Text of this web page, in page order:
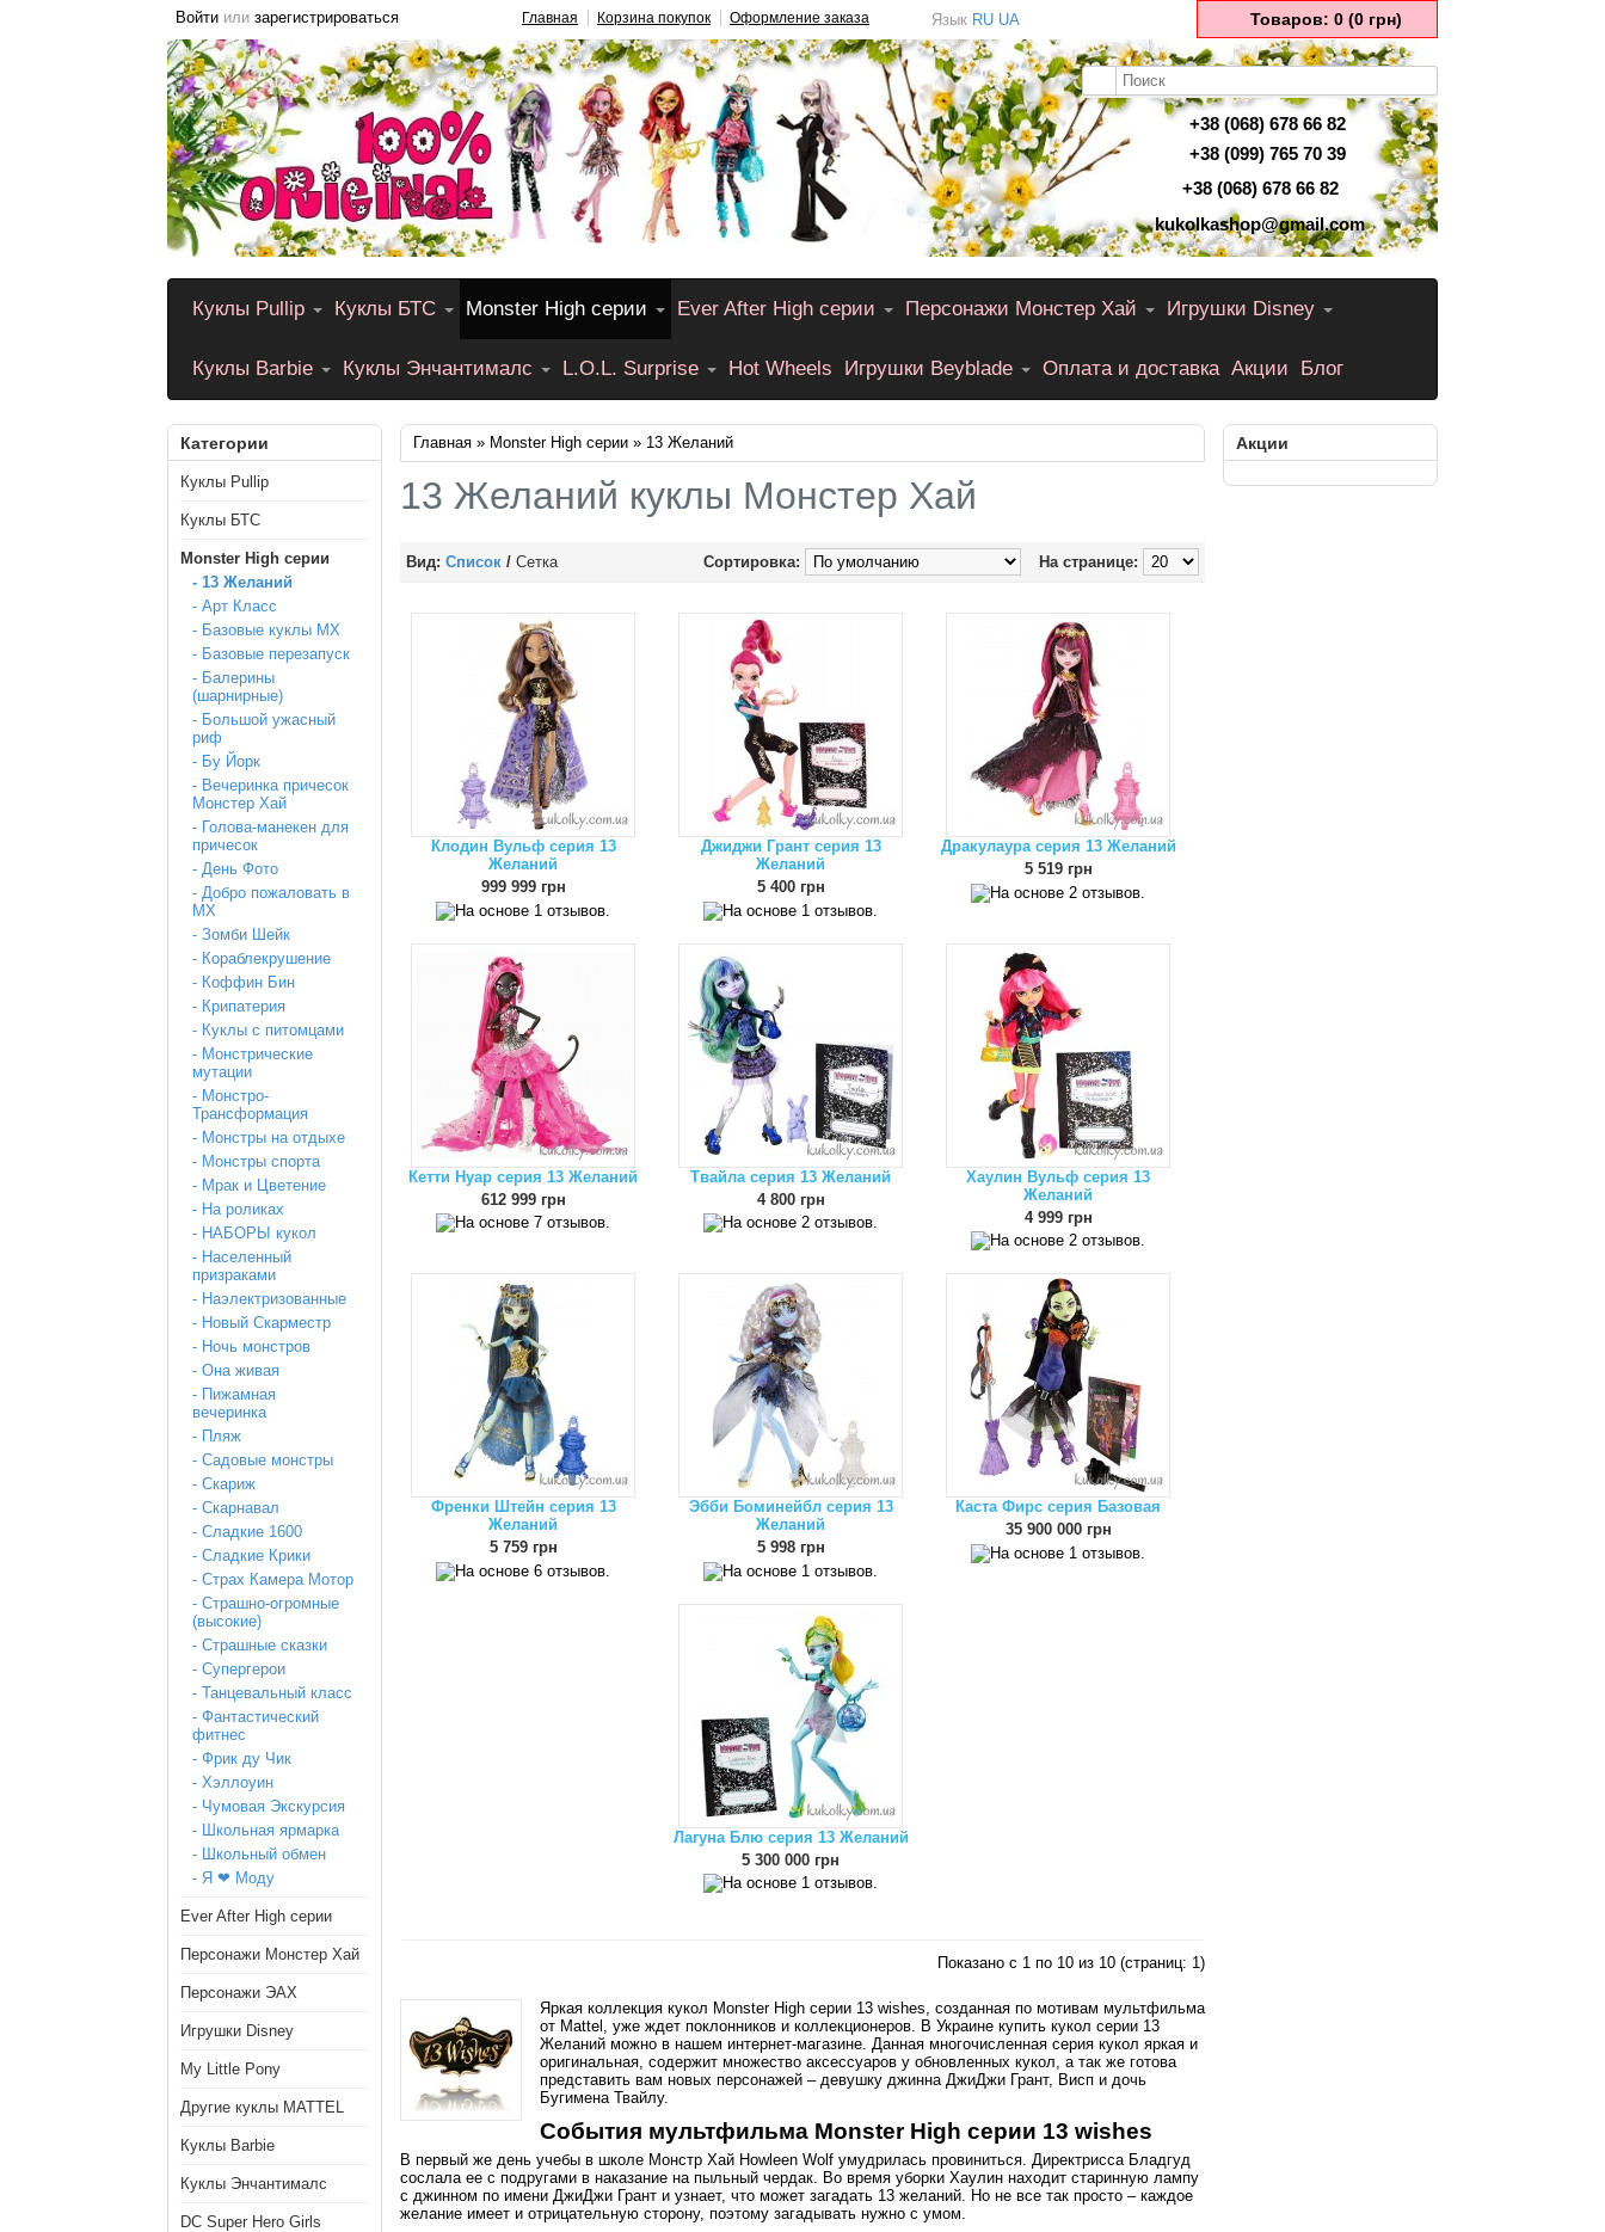
Войти или зарегистрироваться Главная Корзина покупок Оформление заказа Язык RU UA Товаров: 0 (0 грн)
+38 (068) 678 66 82
+38 (099) 765 70 39
+38 (068) 678 66 82
kukolkashop@gmail.com
Куклы Pullip Куклы БТС Monster High серии Ever After High серии Персонажи Монстер Хай Игрушки Disney
Куклы Barbie Куклы Энчантималс L.O.L. Surprise Hot Wheels Игрушки Beyblade Оплата и доставка Акции Блог
Категории
Куклы Pullip
Куклы БТС
Monster High серии
- 13 Желаний
- Арт Класс
- Базовые куклы МХ
- Базовые перезапуск
- Балерины
(шарнирные)
- Большой ужасный
риф
- Бу Йорк
- Вечеринка причесок
Монстер Хай
- Голова-манекен для
причесок
- День Фото
- Добро пожаловать в
МХ
- Зомби Шейк
- Кораблекрушение
- Коффин Бин
- Крипатерия
- Куклы с питомцами
- Монстрические
мутации
- Монстро-
Трансформация
- Монстры на отдыхе
- Монстры спорта
- Мрак и Цветение
- На роликах
- НАБОРЫ кукол
- Населенный
призраками
- Наэлектризованные
- Новый Скарместр
- Ночь монстров
- Она живая
- Пижамная
вечеринка
- Пляж
- Садовые монстры
- Скариж
- Скарнавал
- Сладкие 1600
- Сладкие Крики
- Страх Камера Мотор
- Страшно-огромные
(высокие)
- Страшные cказки
- Супергерои
- Танцевальный класс
- Фантастический
фитнес
- Фрик ду Чик
- Хэллоуин
- Чумовая Экскурсия
- Школьная ярмарка
- Школьный обмен
- Я ❤ Моду
Ever After High серии
Персонажи Монстер Хай
Персонажи ЭАХ
Игрушки Disney
My Little Pony
Другие куклы MATTEL
Куклы Barbie
Куклы Энчантималс
DC Super Hero Girls
Акции
Главная » Monster High серии » 13 Желаний
13 Желаний куклы Монстер Хай
Вид: Список / Сетка На странице:
Сортировка:
Клодин Вульф серия 13
Желаний
999 999 грн
Джиджи Грант серия 13
Желаний
5 400 грн
Дракулаура серия 13 Желаний
5 519 грн
Кетти Нуар серия 13 Желаний
612 999 грн
Твайла серия 13 Желаний
4 800 грн
Хаулин Вульф серия 13
Желаний
4 999 грн
Френки Штейн серия 13
Желаний
5 759 грн
Эбби Боминейбл серия 13
Желаний
5 998 грн
Каста Фирс серия Базовая
35 900 000 грн
Лагуна Блю серия 13 Желаний
5 300 000 грн
Показано с 1 по 10 из 10 (страниц: 1)
Яркая коллекция кукол Monster High серии 13 wishes, созданная по мотивам мультфильма
от Mattel, уже ждет поклонников и коллекционеров. В Украине купить кукол серии 13
Желаний можно в нашем интернет-магазине. Данная многочисленная серия кукол яркая и
оригинальная, содержит множество аксессуаров у обновленных кукол, а так же готова
представить вам новых персонажей – девушку джинна ДжиДжи Грант, Висп и дочь
Бугимена Твайлу.
События мультфильма Monster High серии 13 wishes
В первый же день учебы в школе Монстр Хай Howleen Wolf умудрилась провиниться. Директрисса Бладгуд
сослала ее с подругами в наказание на пыльный чердак. Во время уборки Хаулин находит старинную лампу
с джинном по имени ДжиДжи Грант и узнает, что может загадать 13 желаний. Но не все так просто – каждое
желание имеет и отрицательную сторону, поэтому загадывать нужно с умом.